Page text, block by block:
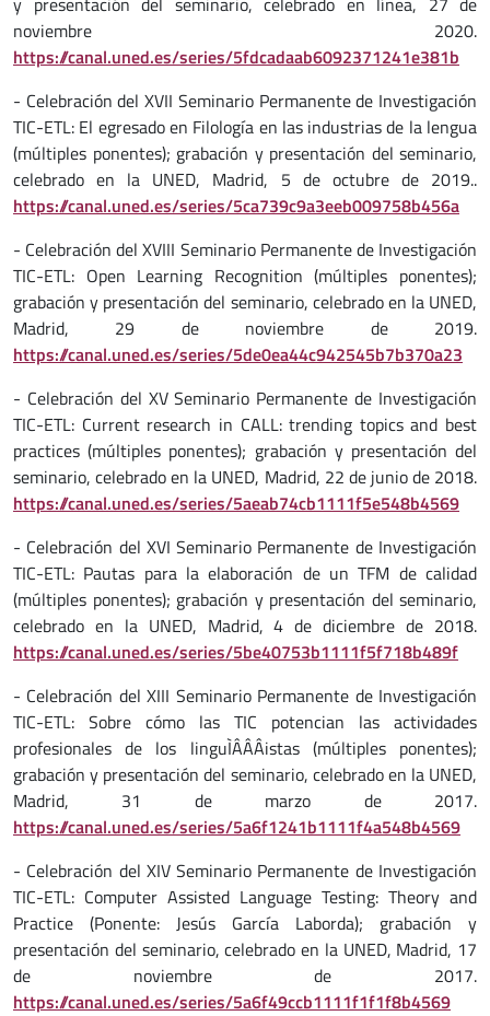
noviembre 2020.
https://canal.uned.es/series/5fdcadaab6092371241e381b
- Celebración del XVII Seminario Permanente de Investigación
TIC-ETL: El egresado en Filología en las industrias de la lengua
(múltiples ponentes); grabación y presentación del seminario,
celebrado en la UNED, Madrid, 5 de octubre de 2019..
https://canal.uned.es/series/5ca739c9a3eeb009758b456a
- Celebración del XVIII Seminario Permanente de Investigación
TIC-ETL: Open Learning Recognition (múltiples ponentes);
grabación y presentación del seminario, celebrado en la UNED,
Madrid, 29 de noviembre de 2019.
https://canal.uned.es/series/5de0ea44c942545b7b370a23
- Celebración del XV Seminario Permanente de Investigación
TIC-ETL: Current research in CALL: trending topics and best
practices (múltiples ponentes); grabación y presentación del
seminario, celebrado en la UNED, Madrid, 22 de junio de 2018.
https://canal.uned.es/series/5aeab74cb1111f5e548b4569
- Celebración del XVI Seminario Permanente de Investigación
TIC-ETL: Pautas para la elaboración de un TFM de calidad
(múltiples ponentes); grabación y presentación del seminario,
celebrado en la UNED, Madrid, 4 de diciembre de 2018.
https://canal.uned.es/series/5be40753b1111f5f718b489f
- Celebración del XIII Seminario Permanente de Investigación
TIC-ETL: Sobre cómo las TIC potencian las actividades
profesionales de los linguÌÂÂÂistas (múltiples ponentes);
grabación y presentación del seminario, celebrado en la UNED,
Madrid, 31 de marzo de 2017.
https://canal.uned.es/series/5a6f1241b1111f4a548b4569
- Celebración del XIV Seminario Permanente de Investigación
TIC-ETL: Computer Assisted Language Testing: Theory and
Practice (Ponente: Jesús García Laborda); grabación y
presentación del seminario, celebrado en la UNED, Madrid, 17
de noviembre de 2017.
https://canal.uned.es/series/5a6f49ccb1111f1f1f8b4569